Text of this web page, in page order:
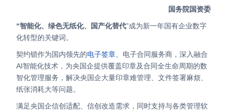
Support
Partnerships
About Us
国务院国资委
“智能化、绿色无纸化、国产化替代”成为新一年国有企业数字
化转型的关键词。
契约锁作为国内领先的电子签章 、电子合同服务商，深入融合
AI智能化技术，为央国企提供覆盖印章及合同全生命周期的数
智化管理服务，解决央国企大量印章难管理、文件签署麻烦、
纸张消耗大等问题。
满足央国企信创适配、信创改造需求，同时支持与各类管理软